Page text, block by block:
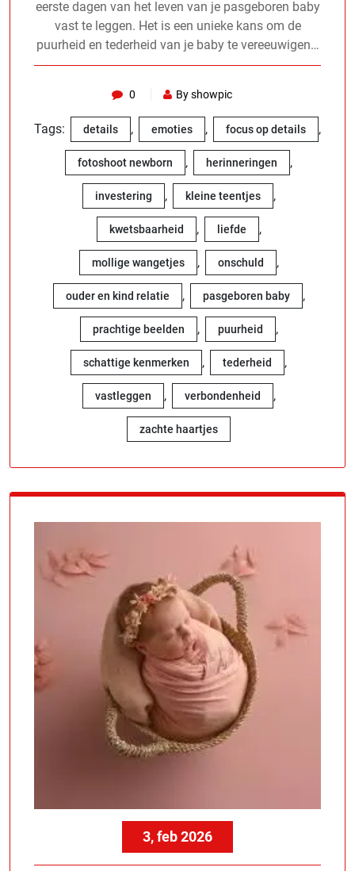
eerste dagen van het leven van je pasgeboren baby
vast te leggen. Het is een unieke kans om de
puurheid en tederheid van je baby te vereeuwigen…
0 By showpic
Tags: details , emoties , focus op details ,
fotoshoot newborn , herinneringen ,
investering , kleine teentjes ,
kwetsbaarheid , liefde ,
mollige wangetjes , onschuld ,
ouder en kind relatie , pasgeboren baby ,
prachtige beelden , puurheid ,
schattige kenmerken , tederheid ,
vastleggen , verbondenheid ,
zachte haartjes
3, feb 2026